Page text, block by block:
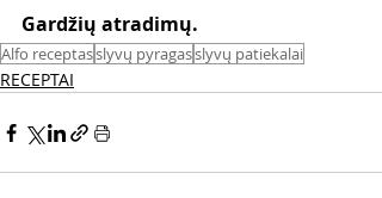
Gardžių atradimų.
Alfo receptasslyvų pyragasslyvų patiekalai
RECEPTAI